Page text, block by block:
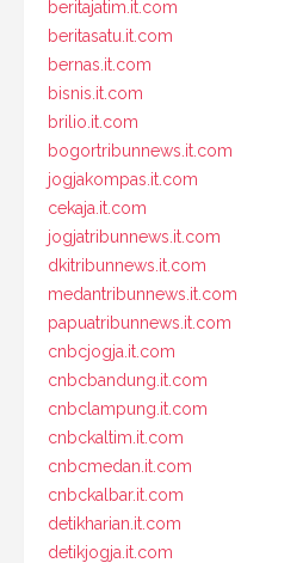
beritajatim.it.com
beritasatu.it.com
bernas.it.com
bisnis.it.com
brilio.it.com
bogortribunnews.it.com
jogjakompas.it.com
cekaja.it.com
jogjatribunnews.it.com
dkitribunnews.it.com
medantribunnews.it.com
papuatribunnews.it.com
cnbcjogja.it.com
cnbcbandung.it.com
cnbclampung.it.com
cnbckaltim.it.com
cnbcmedan.it.com
cnbckalbar.it.com
detikharian.it.com
detikjogja.it.com